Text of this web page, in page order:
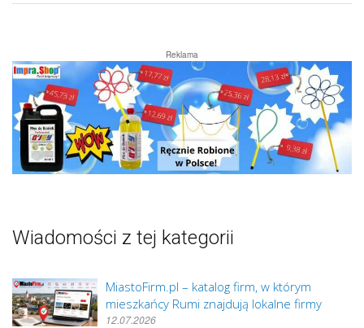
Reklama
Wiadomości z tej kategorii
MiastoFirm.pl – katalog firm, w którym
mieszkańcy Rumi znajdują lokalne firmy
12.07.2026